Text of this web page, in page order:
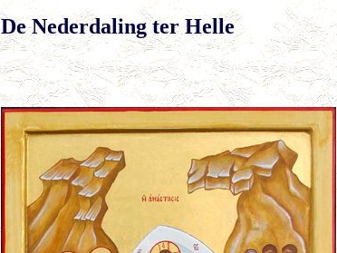
De Nederdaling ter Helle